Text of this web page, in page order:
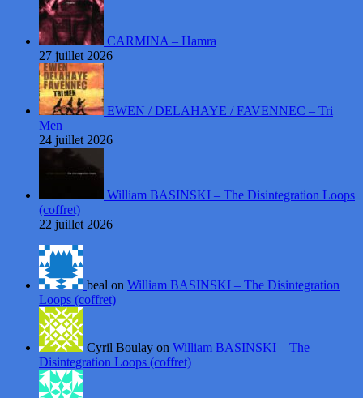
CARMINA – Hamra
27 juillet 2026
EWEN / DELAHAYE / FAVENNEC – Tri
Men
24 juillet 2026
William BASINSKI – The Disintegration Loops
(coffret)
22 juillet 2026
beal on William BASINSKI – The Disintegration
Loops (coffret)
Cyril Boulay on William BASINSKI – The
Disintegration Loops (coffret)